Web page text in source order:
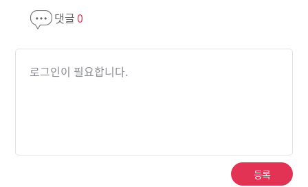
댓글0
로그인이 필요합니다.
등록